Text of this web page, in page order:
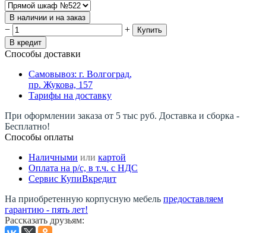
В наличии и на заказ
− +
Купить
В кредит
Способы доставки
Самовывоз: г. Волгоград,
пр. Жукова, 157
Тарифы на доставку
При оформлении заказа от 5 тыс руб. Доставка и сборка -
Бесплатно!
Способы оплаты
Наличными или картой
Оплата на р/c, в т.ч. с НДС
Сервис КупиВкредит
На приобретенную корпусную мебель предоставляем
гарантию - пять лет!
Рассказать друзьям: